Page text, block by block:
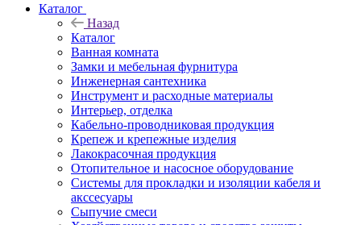
Каталог
Назад
Каталог
Ванная комната
Замки и мебельная фурнитура
Инженерная сантехника
Инструмент и расходные материалы
Интерьер, отделка
Кабельно-проводниковая продукция
Крепеж и крепежные изделия
Лакокрасочная продукция
Отопительное и насосное оборудование
Системы для прокладки и изоляции кабеля и
акссесуары
Сыпучие смеси